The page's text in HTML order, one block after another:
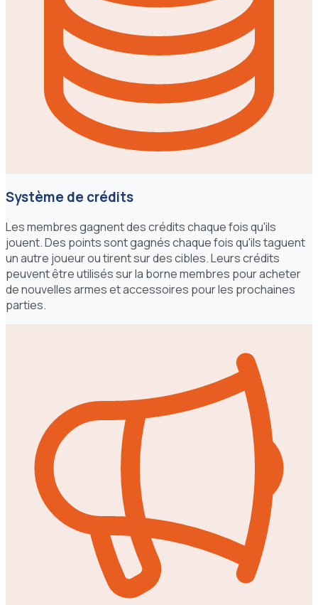
Système de crédits
Les membres gagnent des crédits chaque fois qu'ils
jouent. Des points sont gagnés chaque fois qu'ils taguent
un autre joueur ou tirent sur des cibles. Leurs crédits
peuvent être utilisés sur la borne membres pour acheter
de nouvelles armes et accessoires pour les prochaines
parties.